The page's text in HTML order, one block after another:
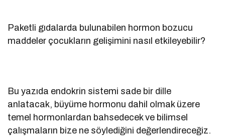
Paketli gıdalarda bulunabilen hormon bozucu
maddeler çocukların gelişimini nasıl etkileyebilir?
Bu yazıda endokrin sistemi sade bir dille
anlatacak, büyüme hormonu dahil olmak üzere
temel hormonlardan bahsedecek ve bilimsel
çalışmaların bize ne söylediğini değerlendireceğiz.